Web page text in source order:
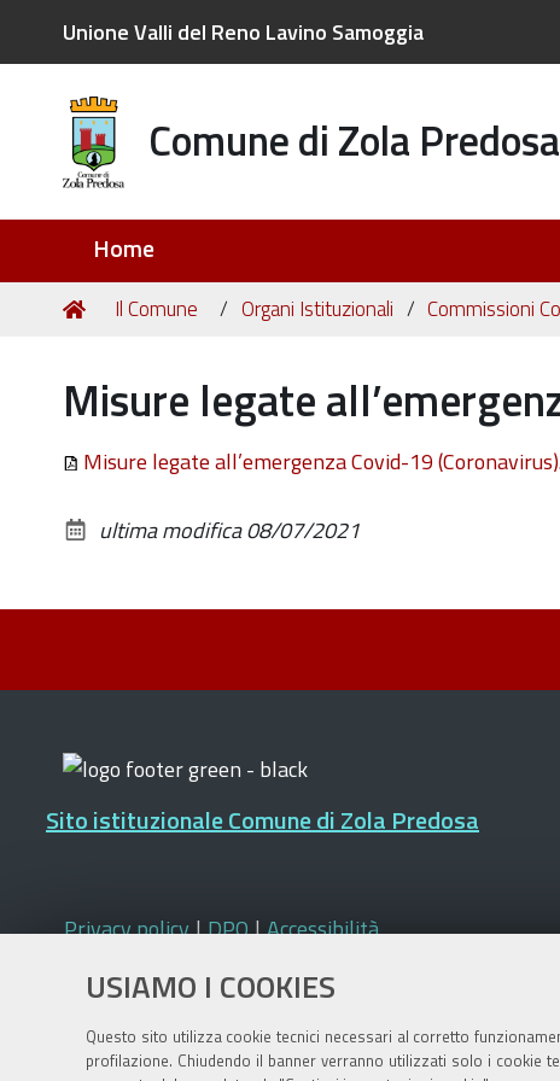
USIAMO I COOKIES
Questo sito utilizza cookie tecnici necessari al corretto
profilazione. Chiudendo il banner verranno utilizzati solo i cookie
Unione Valli del Reno Lavino Samoggia
Comune di Zola
Home
Tu
Home
Il Comune Organi Istituzionali Commissioni
Misure legate
Misure legate all’emergenza Covid-19
ultima modifica08/07/2021
Sito istituzionale Comune di Zola Predosa
Privacy policy|DPO|Accessibilità